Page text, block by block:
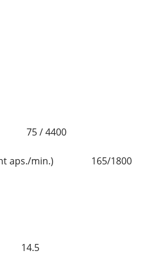
75 / 4400
esant aps./min.) 165/1800
h 14.5